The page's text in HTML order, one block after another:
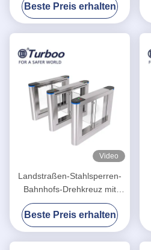
Card-Tür
Beste Preis erhalten
Video
Landstraßen-Stahlsperren-
Bahnhofs-Drehkreuz mit
einem Blinklicht
Beste Preis erhalten